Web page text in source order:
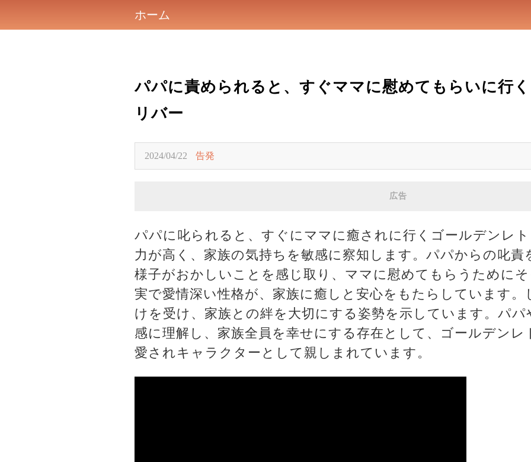
ホーム
パパに責められると、すぐママに慰めてもらいに行
リバー
2024/04/22 告発
広告
パパに叱られると、すぐにママに癒されに行くゴールデンレ
力が高く、家族の気持ちを敏感に察知します。パパからの叱責
様子がおかしいことを感じ取り、ママに慰めてもらうために
実で愛情深い性格が、家族に癒しと安心をもたらしています
けを受け、家族との絆を大切にする姿勢を示しています。パ
感に理解し、家族全員を幸せにする存在として、ゴールデンレ
愛されキャラクターとして親しまれています。